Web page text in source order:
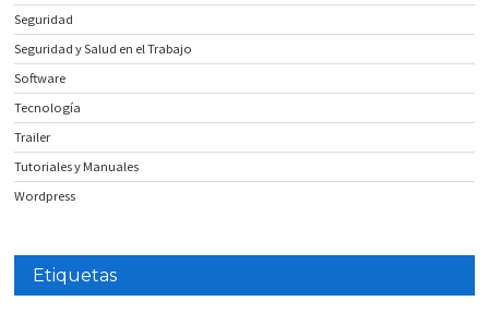
Seguridad
Seguridad y Salud en el Trabajo
Software
Tecnología
Trailer
Tutoriales y Manuales
Wordpress
Etiquetas